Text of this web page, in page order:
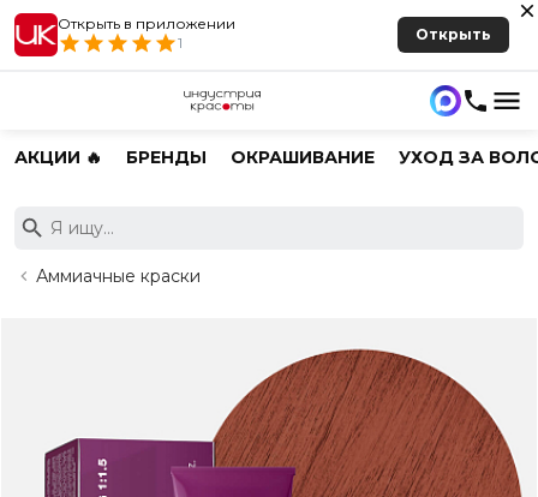
Открыть в приложении
1
Открыть
АКЦИИ 🔥 БРЕНДЫ ОКРАШИВАНИЕ УХОД ЗА
Аммиачные краски